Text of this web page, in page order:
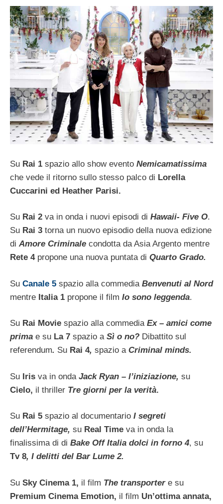
Su Rai 1 spazio allo show evento Nemicamatissima
che vede il ritorno sullo stesso palco di Lorella
Cuccarini ed Heather Parisi.
Su Rai 2 va in onda i nuovi episodi di Hawaii- Five O.
Su Rai 3 torna un nuovo episodio della nuova edizione
di Amore Criminale condotta da Asia Argento mentre
Rete 4propone una nuova puntata di Quarto Grado.
Su Canale 5 spazio alla commedia Benvenuti al Nord
mentre Italia 1 propone il film Io sono leggenda.
Su Rai Movie spazio alla commediaEx – amici come
prima e su La 7 spazio a Sì o no? Dibattito sul
referendum. Su Rai 4, spazio aCriminal minds.
Su Iris va in onda Jack Ryan – l’iniziazione, su
Cielo, il thriller Tre giorni per la verità.
Su Rai 5 spazio al documentario I segreti
dell’Hermitage, su Real Time va in onda la
finalissima di di Bake Off Italia dolci in forno 4, su
Tv 8, I delitti del Bar Lume 2.
Su Sky Cinema 1, il film The transportere su
Premium Cinema Emotion, il film Un’ottima annata,